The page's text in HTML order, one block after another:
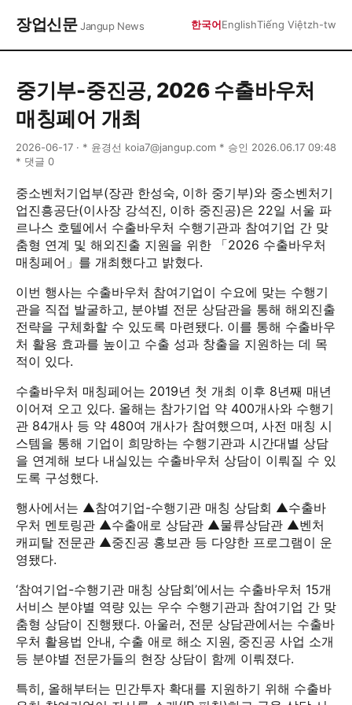
장업신문Jangup News 한국어EnglishTiếng Việtzh-tw
중기부-중진공, 2026 수출바우처
매칭페어 개최
2026-06-17 · * 윤경선 koia7@jangup.com * 승인 2026.06.17 09:48
* 댓글 0
중소벤처기업부(장관 한성숙, 이하 중기부)와 중소벤처기
업진흥공단(이사장 강석진, 이하 중진공)은 22일 서울 파
르나스 호텔에서 수출바우처 수행기관과 참여기업 간 맞
춤형 연계 및 해외진출 지원을 위한 「2026 수출바우처
매칭페어」를 개최했다고 밝혔다.
이번 행사는 수출바우처 참여기업이 수요에 맞는 수행기
관을 직접 발굴하고, 분야별 전문 상담관을 통해 해외진출
전략을 구체화할 수 있도록 마련됐다. 이를 통해 수출바우
처 활용 효과를 높이고 수출 성과 창출을 지원하는 데 목
적이 있다.
수출바우처 매칭페어는 2019년 첫 개최 이후 8년째 매년
이어져 오고 있다. 올해는 참가기업 약 400개사와 수행기
관 84개사 등 약 480여 개사가 참여했으며, 사전 매칭 시
스템을 통해 기업이 희망하는 수행기관과 시간대별 상담
을 연계해 보다 내실있는 수출바우처 상담이 이뤄질 수 있
도록 구성했다.
행사에서는 ▲참여기업-수행기관 매칭 상담회 ▲수출바
우처 멘토링관 ▲수출애로 상담관 ▲물류상담관 ▲벤처
캐피탈 전문관 ▲중진공 홍보관 등 다양한 프로그램이 운
영됐다.
‘참여기업-수행기관 매칭 상담회’에서는 수출바우처 15개
서비스 분야별 역량 있는 우수 수행기관과 참여기업 간 맞
춤형 상담이 진행됐다. 아울러, 전문 상담관에서는 수출바
우처 활용법 안내, 수출 애로 해소 지원, 중진공 사업 소개
등 분야별 전문가들의 현장 상담이 함께 이뤄졌다.
특히, 올해부터는 민간투자 확대를 지원하기 위해 수출바